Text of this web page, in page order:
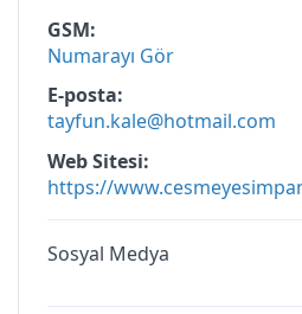
GSM
Numarayı Gör
E-posta
tayfun.kale@hotmail.com
Web Sitesi
https://
Sosyal Medya